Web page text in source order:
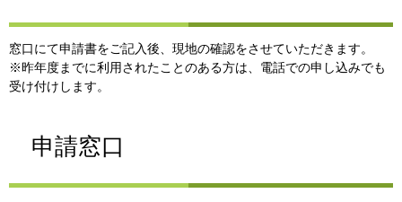
窓口にて申請書をご記入後、現地の確認をさせていただきます。
※昨年度までに利用されたことのある方は、電話での申し込みでも
受け付けします。
申請窓口